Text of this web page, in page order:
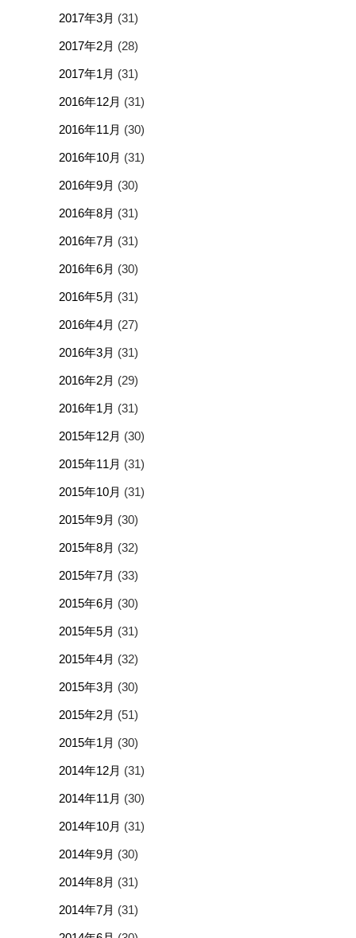
2017年3月 (31)
2017年2月 (28)
2017年1月 (31)
2016年12月 (31)
2016年11月 (30)
2016年10月 (31)
2016年9月 (30)
2016年8月 (31)
2016年7月 (31)
2016年6月 (30)
2016年5月 (31)
2016年4月 (27)
2016年3月 (31)
2016年2月 (29)
2016年1月 (31)
2015年12月 (30)
2015年11月 (31)
2015年10月 (31)
2015年9月 (30)
2015年8月 (32)
2015年7月 (33)
2015年6月 (30)
2015年5月 (31)
2015年4月 (32)
2015年3月 (30)
2015年2月 (51)
2015年1月 (30)
2014年12月 (31)
2014年11月 (30)
2014年10月 (31)
2014年9月 (30)
2014年8月 (31)
2014年7月 (31)